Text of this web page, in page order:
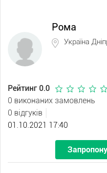
Рома
Україна
Рейтинг 0.0
0 виконаних замовлень
0 відгуків
01.10.2021 17:40